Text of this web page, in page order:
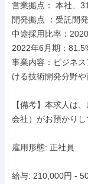
営業拠点： 本社、
開発拠点 ：受託開
中途採用比率：
2022年6月期：
事業内容：ビジネ
ける技術開発分野
【備考】本求人は
会社）がお預かりし
雇用形態: 正社員
給与: 210,000円 -